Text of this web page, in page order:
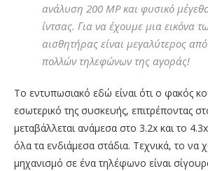
ανάλυση 200 MP και φυσικό
ίντσας. Για να έχουμε μια εικόνα
αισθητήρας είναι μεγαλύτερος
πολλών τηλεφώνων της αγοράς!
Το εντυπωσιακό εδώ είναι ότι ο φακός
εσωτερικό της συσκευής, επιτρέποντας
μεταβάλλεται ανάμεσα στο 3.2x και το
όλα τα ενδιάμεσα στάδια. Τεχνικά, το να
μηχανισμό σε ένα τηλέφωνο είναι